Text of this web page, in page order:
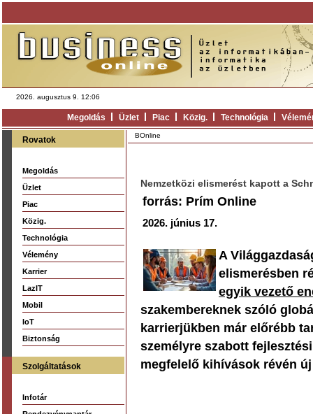
2026. augusztus 9. 12:06
Megoldás Üzlet Piac Közig. Technológia
Rovatok
Megoldás
Üzlet
Piac
Közig.
Technológia
Vélemény
Karrier
LazIT
Mobil
IoT
Biztonság
Szolgáltatások
Infotár
BOnline
Nemzetközi elismerést kapott a
forrás: Prím Online
2026. június 17.
A
elismerésben
egyik vezető
szakembereknek szóló
karrierjükben már előrébb
személyre szabott
megfelelő kihívások révén